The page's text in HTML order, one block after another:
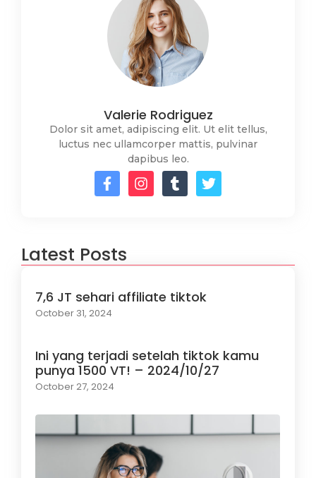
Valerie Rodriguez
Dolor sit amet, adipiscing elit. Ut elit tellus,
luctus nec ullamcorper mattis, pulvinar
dapibus leo.
Latest Posts
7,6 JT sehari affiliate tiktok
October 31, 2024
Ini yang terjadi setelah tiktok kamu
punya 1500 VT! – 2024/10/27
October 27, 2024